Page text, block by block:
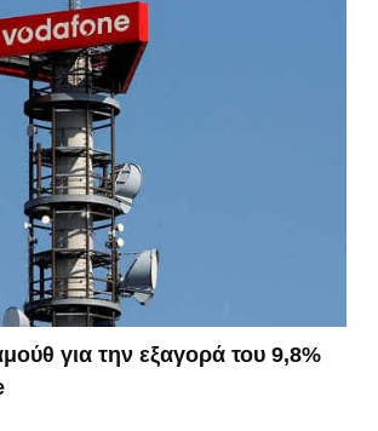
για την εξαγορά του 9,8%